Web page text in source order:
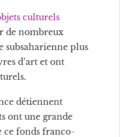
culturels
de nombreux
subsaharienne plus
d’art et ont
détiennent
ont une grande
ce fonds franco-